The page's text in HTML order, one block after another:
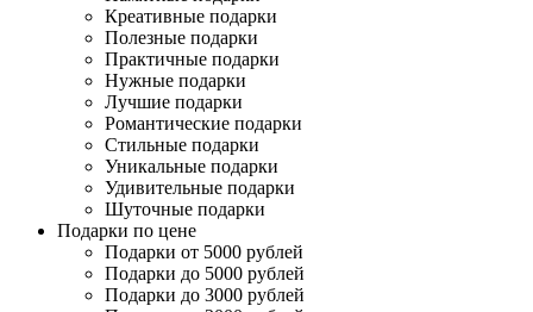
Креативные подарки
Полезные подарки
Практичные подарки
Нужные подарки
Лучшие подарки
Романтические подарки
Стильные подарки
Уникальные подарки
Удивительные подарки
Шуточные подарки
Подарки по цене
Подарки от 5000 рублей
Подарки до 5000 рублей
Подарки до 3000 рублей